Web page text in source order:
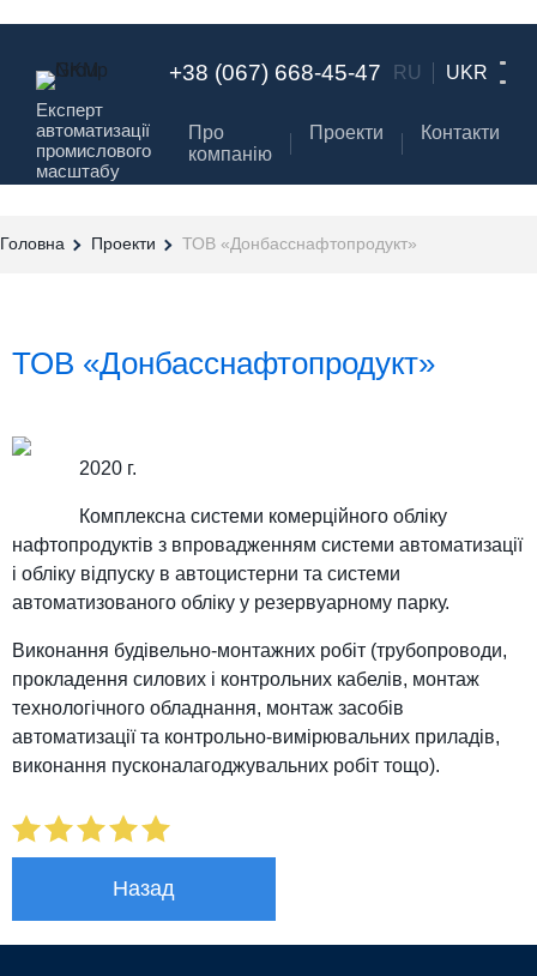
Експерт
автоматизації
промислового
масштабу
+38 (067) 668-45-47 RU UKR
Про
компанію
Проекти Контакти
Головна Проекти ТОВ «Донбасснафтопродукт»
ТОВ «Донбасснафтопродукт»
2020 г.
Комплексна системи комерційного обліку
нафтопродуктів з впровадженням системи автоматизації
і обліку відпуску в автоцистерни та системи
автоматизованого обліку у резервуарному парку.
Виконання будівельно-монтажних робіт (трубопроводи,
прокладення силових і контрольних кабелів, монтаж
технологічного обладнання, монтаж засобів
автоматизації та контрольно-вимірювальних приладів,
виконання пусконалагоджувальних робіт тощо).
Назад